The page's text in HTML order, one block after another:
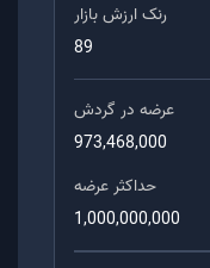
رنک ارزش بازار
89
عرضه در گردش
973,468,000
حداکثر عرضه
1,000,000,000